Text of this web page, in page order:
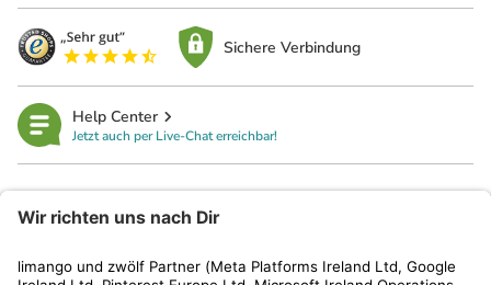
Sichere Verbindung
Help Center
Jetzt auch per Live-Chat erreichbar!